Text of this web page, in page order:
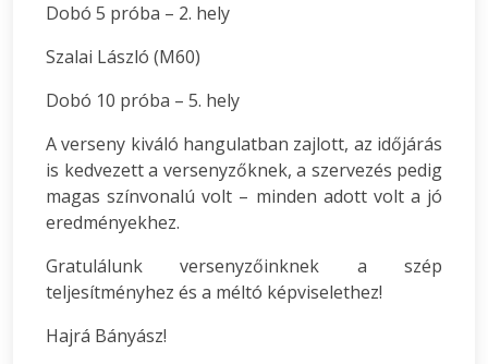
Dobó 5 próba – 2. hely
Szalai László (M60)
Dobó 10 próba – 5. hely
A verseny kiváló hangulatban zajlott, az időjárás
is kedvezett a versenyzőknek, a szervezés pedig
magas színvonalú volt – minden adott volt a jó
eredményekhez.
Gratulálunk versenyzőinknek a szép
teljesítményhez és a méltó képviselethez!
Hajrá Bányász!